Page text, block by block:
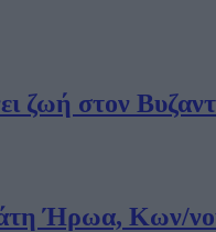
ζωή στον
Ήρωα, Κων/